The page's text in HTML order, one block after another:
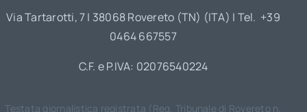
Via Tartarotti, 7 | 38068 Rovereto (TN) (ITA) | Tel. +39
0464 667557
C.F. e P.IVA: 02076540224
Testata giornalistica registrata (Reg. Tribunale di Rovereto n.